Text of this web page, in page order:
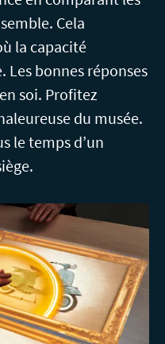
Cela
la capacité
Les bonnes réponses
soi. Profitez
du musée.
le temps d’un